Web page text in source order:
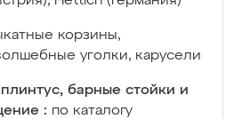
корзины,
уголки, карусели
барные стойки и
: по каталогу